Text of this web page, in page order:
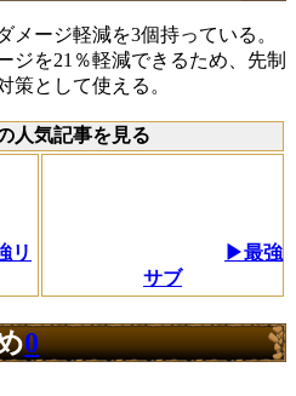
メージ軽減を3個持っている。
ジを21％軽減できるため、先制
策として使える。
人気記事を見る
リ
▶最強
サブ
0